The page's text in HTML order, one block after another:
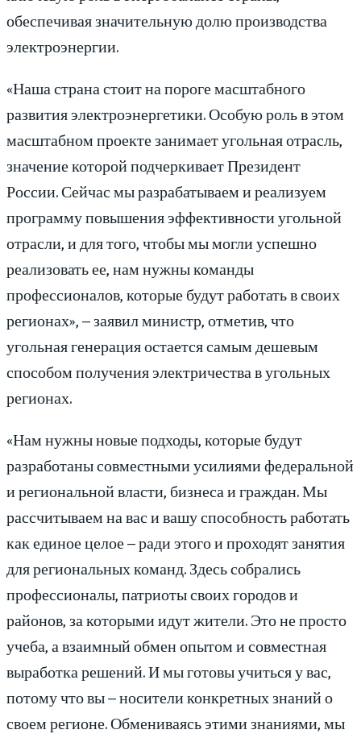
обеспечивая значительную долю производства
электроэнергии.
«Наша страна стоит на пороге масштабного
развития электроэнергетики. Особую роль в этом
масштабном проекте занимает угольная отрасль,
значение которой подчеркивает Президент
России. Сейчас мы разрабатываем и реализуем
программу повышения эффективности угольной
отрасли, и для того, чтобы мы могли успешно
реализовать ее, нам нужны команды
профессионалов, которые будут работать в своих
регионах», – заявил министр, отметив, что
угольная генерация остается самым дешевым
способом получения электричества в угольных
регионах.
«Нам нужны новые подходы, которые будут
разработаны совместными усилиями федеральной
и региональной власти, бизнеса и граждан. Мы
рассчитываем на вас и вашу способность работать
как единое целое – ради этого и проходят занятия
для региональных команд. Здесь собрались
профессионалы, патриоты своих городов и
районов, за которыми идут жители. Это не просто
учеба, а взаимный обмен опытом и совместная
выработка решений. И мы готовы учиться у вас,
потому что вы – носители конкретных знаний о
своем регионе. Обмениваясь этими знаниями, мы